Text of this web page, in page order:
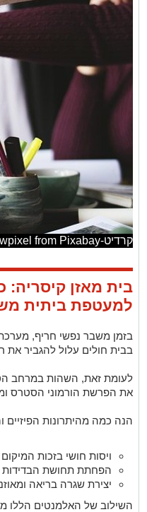
קרדיט-Image by rawpixel from Pixabay
בית מאזן
למעטפת ביתית
בזמן משבר נפשי חריף,
בבית חולים עלול להגביר את
לעומת זאת, השהות במרחב
את הפרשת הורמוני הסטרס
הנה כמה מהיתרונות
ויסות חושי בזכות
הפחתת תחושת
יצירת שגרה בריאה
השילוב של האלמנטים הללו